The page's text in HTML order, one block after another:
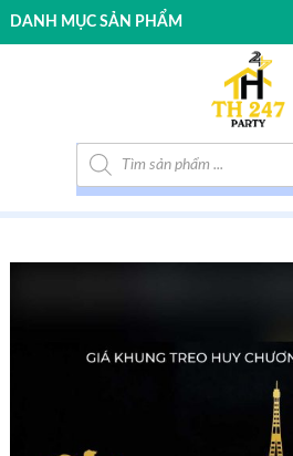
Tìm kiếm sản phẩm
DANH MỤC SẢN PHẨM